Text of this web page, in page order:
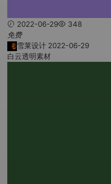
2022-06-29
348
免费
雪莱设计 2022-06-29
白云透明素材